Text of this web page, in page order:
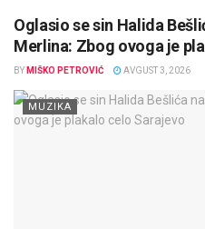
Oglasio se sin Halida
Merlina: Zbog ovoga je
BY MIŠKO PETROVIĆ AVGUST 3, 2026
MUZIKA